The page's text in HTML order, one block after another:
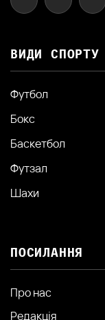
ВИДИ СПОРТУ
Футбол
Бокс
Баскетбол
Футзал
Шахи
ПОСИЛАННЯ
Про нас
Редакція